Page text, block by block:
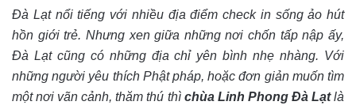
Đà Lạt nổi tiếng với nhiều địa điểm check in sống ảo hút
hồn giới trẻ. Nhưng xen giữa những nơi chốn tấp nập ấy,
Đà Lạt cũng có những địa chỉ yên bình nhẹ nhàng. Với
những người yêu thích Phật pháp, hoặc đơn giản muốn tìm
một nơi vãn cảnh, thăm thú thì chùa Linh Phong Đà Lạtlà